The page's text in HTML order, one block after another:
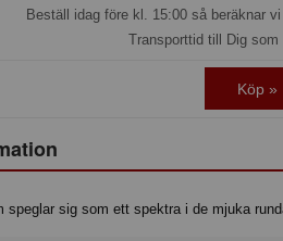
Beställ idag före kl. 15:00 så beräknar
Transporttid till Dig som
Köp »
speglar sig som ett spektra i de mjuka